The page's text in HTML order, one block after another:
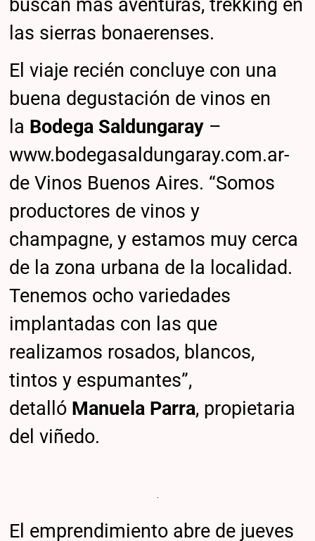
buscan más aventuras, trekking en
las sierras bonaerenses.
El viaje recién concluye con una
buena degustación de vinos en
la Bodega Saldungaray –
www.bodegasaldungaray.com.ar-
de Vinos Buenos Aires. “Somos
productores de vinos y
champagne, y estamos muy cerca
de la zona urbana de la localidad.
Tenemos ocho variedades
implantadas con las que
realizamos rosados, blancos,
tintos y espumantes”,
detalló Manuela Parra, propietaria
del viñedo.
El emprendimiento abre de jueves